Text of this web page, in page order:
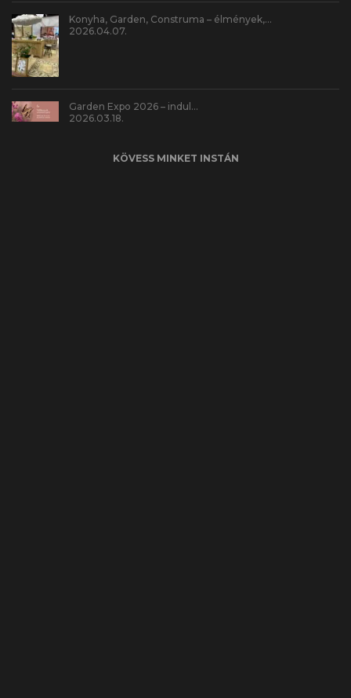
Konyha, Garden, Construma – élmények,…
2026.04.07.
Garden Expo 2026 – indul…
2026.03.18.
KÖVESS MINKET INSTÁN